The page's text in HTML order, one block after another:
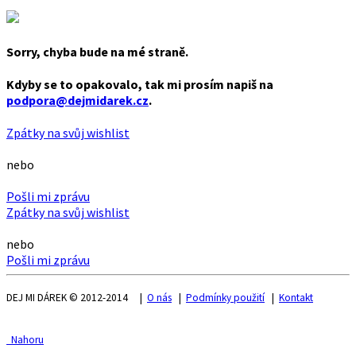
Sorry, chyba bude na mé straně.
Kdyby se to opakovalo, tak mi prosím napiš na
podpora@dejmidarek.cz.
Zpátky na svůj wishlist
nebo
Pošli mi zprávu
Zpátky na svůj wishlist
nebo
Pošli mi zprávu
DEJ MI DÁREK © 2012-2014 | O nás | Podmínky použití| Kontakt
Nahoru